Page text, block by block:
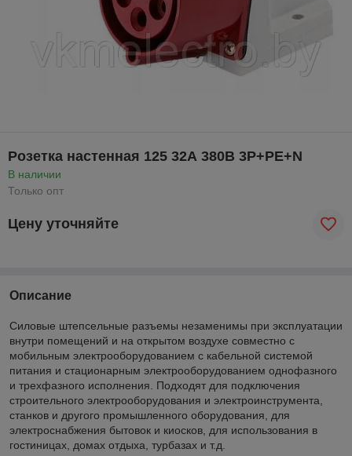
Розетка настенная 125 32А 380В 3Р+PE+N
В наличии
Только опт
Цену уточняйте
Описание
Силовые штепсельные разъемы незаменимы при эксплуатации
внутри помещений и на открытом воздухе совместно с
мобильным электрооборудованием с кабельной системой
питания и стационарным электрооборудованием однофазного
и трехфазного исполнения. Подходят для подключения
строительного электрооборудования и электроинструмента,
станков и другого промышленного оборудования, для
электроснабжения бытовок и киосков, для использования в
гостиницах, домах отдыха, турбазах и т.д.